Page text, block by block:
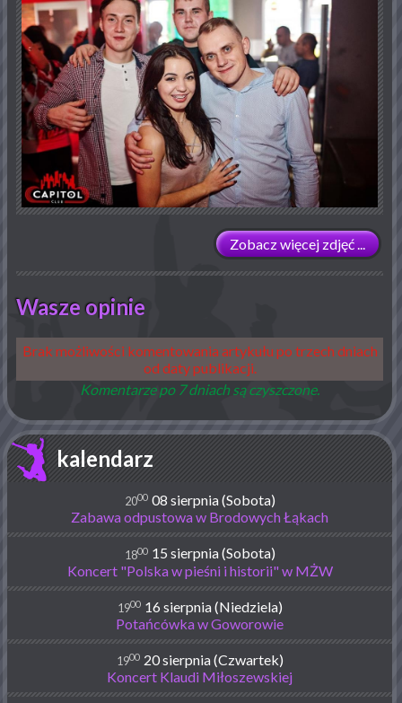
Zobacz więcej zdjęć ...
Wasze opinie
Brak możliwości komentowania artykułu po trzech dniach
od daty publikacji.
Komentarze po 7 dniach są czyszczone.
kalendarz
2000 08 sierpnia (Sobota)
Zabawa odpustowa w Brodowych Łąkach
1800 15 sierpnia (Sobota)
Koncert "Polska w pieśni i historii" w MŻW
1900 16 sierpnia (Niedziela)
Potańcówka w Goworowie
1900 20 sierpnia (Czwartek)
Koncert Klaudi Miłoszewskiej